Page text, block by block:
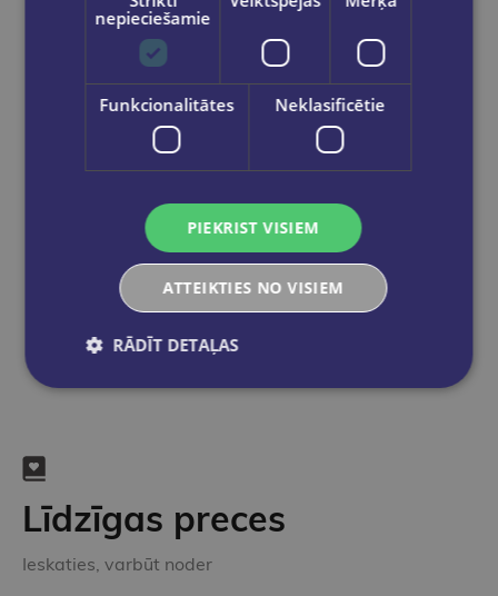
izsūtīti 2-5 darba dienu laikā.
Bezmaksas piegāde
uz OMNIVA
pakomātiem Latvijā
pasūtījumiem no €40.00.
Bezmaksas piegāde jebkurā GLOBUSS
pasūtījums būs gatavs saņemšanai, saņemsi
Dalies sociālajos tīklos:
Līdzīgas preces
Ieskaties, varbūt noder
nepieciešamie
Funkcionalitātes Neklasificētie
PIEKRIST VISIEM
ATTEIKTIES NO VISIEM
RĀDĪT DETAĻAS